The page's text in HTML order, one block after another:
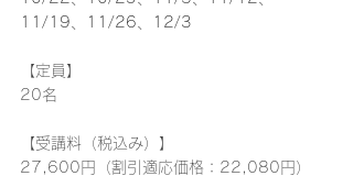
11/19、11/26、12/3
【定員】
20名
【受講料（税込み）】
27,600円（割引適応価格：22,080円）